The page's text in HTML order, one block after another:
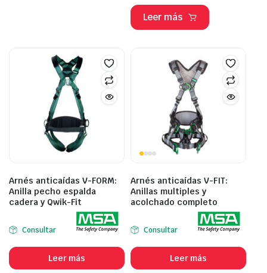
Leer más
Arnés anticaídas V-FORM:
Anilla pecho espalda
cadera y Qwik-Fit
Consultar
Leer más
Arnés anticaídas V-FIT:
Anillas multiples y
acolchado completo
Consultar
Leer más